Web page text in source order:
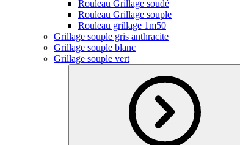
Rouleau Grillage soudé
Rouleau Grillage souple
Rouleau grillage 1m50
Grillage souple gris anthracite
Grillage souple blanc
Grillage souple vert